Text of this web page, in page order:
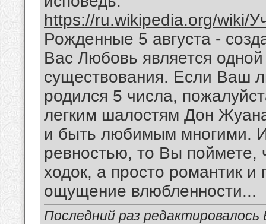
https://ru.wikipedia.org/wiki/
Рожденные 5 августа -
Вас Любовь является
существования. Если
родился 5 числа,
легким шалостям Дон
и быть любимым многими.
ревностью, то Вы
ходок, а просто романтик и
ощущение влюбленности...
Последний раз